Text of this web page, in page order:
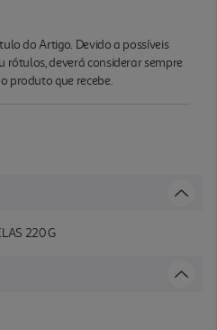
do Artigo. Devido a possíveis
deverá considerar sempre
produto que recebe.
220 G